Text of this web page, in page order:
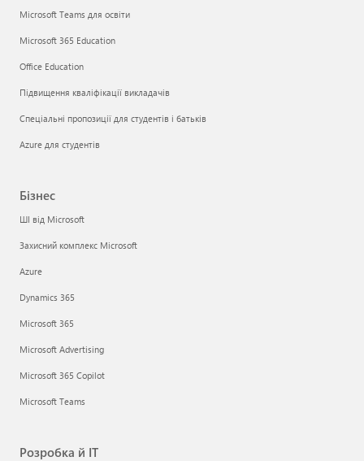
Microsoft Teams для освіти
Microsoft 365 Education
Office Education
Підвищення кваліфікації викладачів
Спеціальні пропозиції для студентів і батьків
Azure для студентів
Бізнес
ШІ від Microsoft
Захисний комплекс Microsoft
Azure
Dynamics 365
Microsoft 365
Microsoft Advertising
Microsoft 365 Copilot
Microsoft Teams
Розробка й ІТ